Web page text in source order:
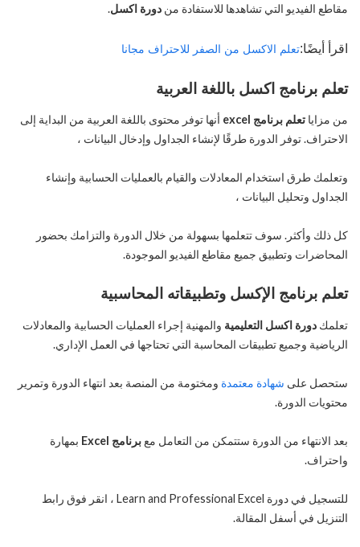
مقاطع الفيديو التي تشاهدها للاستفادة من دورة اكسل.
اقرأ أيضًا:تعلم الاكسل من الصفر للاحتراف مجانا
تعلم برنامج اكسل باللغة العربية
من مزايا تعلم برنامج excel
أنها توفر محتوى باللغة العربية من البداية إلى
الاحتراف. توفر الدورة طرقًا لإنشاء الجداول وإدخال البيانات ،
وتعلمك طرق استخدام المعادلات والقيام بالعمليات الحسابية وإنشاء
الجداول وتحليل البيانات ،
كل ذلك وأكثر. سوف تتعلمها بسهولة من خلال الدورة والتزامك بحضور
المحاضرات وتطبيق جميع مقاطع الفيديو الموجودة.
تعلم برنامج الإكسل وتطبيقاته المحاسبية
تعلمك دورة اكسل التعليمية والمهنية إجراء العمليات الحسابية والمعادلات
الرياضية وجميع تطبيقات المحاسبة التي تحتاجها في العمل الإداري.
ستحصل على شهادة معتمدة ومختومة من المنصة بعد انتهاء الدورة وتمرير
محتويات الدورة.
بعد الانتهاء من الدورة ستتمكن من التعامل مع برنامج Excel
بمهارة
واحتراف.
للتسجيل في دورة Learn and Professional Excel ، انقر فوق رابط
التنزيل في أسفل المقالة.